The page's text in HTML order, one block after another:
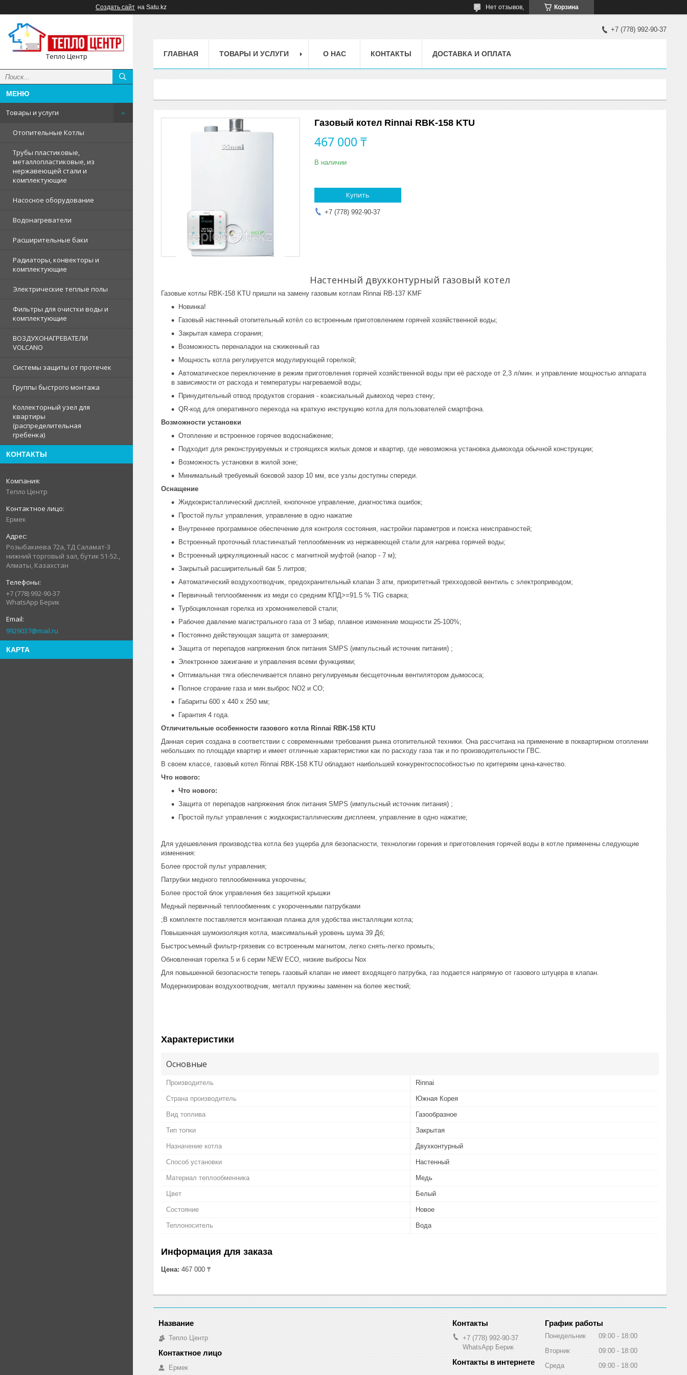
Создать сайт на Satu.kz Корзина
Нет отзывов,
Тепло Центр
Товары и услуги
Отопительные Котлы
Трубы пластиковые,
металлопластиковые, из
нержавеющей стали и
комплектующие
Насосное оборудование
Водонагреватели
Расширительные баки
Радиаторы, конвекторы и
комплектующие
Электрические теплые полы
Фильтры для очистки воды и
комплектующие
ВОЗДУХОНАГРЕВАТЕЛИ
VOLCANO
Системы защиты от протечек
Группы быстрого монтажа
Коллекторный узел для
квартиры
(распределительная
гребенка)
КОНТАКТЫ
Тепло Центр
Ермек
Розыбакиева 72а, ТД Саламат-3
нижний торговый зал, бутик 51-52.,
Алматы, Казахстан
+7 (778) 992-90-37
WhatsApp Берик
9929037@mail.ru
КАРТА
+7 (778) 992-90-37
ГЛАВНАЯ ТОВАРЫ И УСЛУГИ О НАС КОНТАКТЫ ДОСТАВКА И ОПЛАТА
Газовый котел Rinnai RBK-158 KTU
467 000 ₸
В наличии
Купить
+7 (778) 992-90-37
Настенный двухконтурный газовый котел
Газовые котлы RBK-158 KTU пришли на замену газовым котлам Rinnai RB-137 KMF
Новинка!
Газовый настенный отопительный котёл со встроенным приготовлением горячей хозяйственной воды;
Закрытая камера сгорания;
Возможность переналадки на сжиженный газ
Мощность котла регулируется модулирующей горелкой;
Автоматическое переключение в режим приготовления горячей хозяйственной воды при её расходе от 2,3 л/мин. и управление мощностью аппарата
в зависимости от расхода и температуры нагреваемой воды;
Принудительный отвод продуктов сгорания - коаксиальный дымоход через стену;
QR-код для оперативного перехода на краткую инструкцию котла для пользователей смартфона.
Возможности установки
Отопление и встроенное горячее водоснабжение;
Подходит для реконструируемых и строящихся жилых домов и квартир, где невозможна установка дымохода обычной конструкции;
Возможность установки в жилой зоне;
Минимальный требуемый боковой зазор 10 мм, все узлы доступны спереди.
Оснащение
Жидкокристаллический дисплей, кнопочное управление, диагностика ошибок;
Простой пульт управления, управление в одно нажатие
Внутреннее программное обеспечение для контроля состояния, настройки параметров и поиска неисправностей;
Встроенный проточный пластинчатый теплообменник из нержавеющей стали для нагрева горячей воды;
Встроенный циркуляционный насос с магнитной муфтой (напор - 7 м);
Закрытый расширительный бак 5 литров;
Автоматический воздухоотводчик, предохранительный клапан 3 атм, приоритетный трехходовой вентиль с электроприводом;
Первичный теплообменник из меди со средним КПД>=91.5 % TIG сварка;
Турбоциклонная горелка из хромоникелевой стали;
Рабочее давление магистрального газа от 3 мбар, плавное изменение мощности 25-100%;
Постоянно действующая защита от замерзания;
Защита от перепадов напряжения блок питания SMPS (импульсный источник питания) ;
Электронное зажигание и управления всеми функциями;
Оптимальная тяга обеспечивается плавно регулируемым бесщеточным вентилятором дымососа;
Полное сгорание газа и мин.выброс NO2 и CO;
Габариты 600 х 440 х 250 мм;
Гарантия 4 года.
Отличительные особенности газового котла Rinnai RBK-158 KTU
Данная серия создана в соответствии с современными требования рынка отопительной техники. Она рассчитана на применение в поквартирном отоплении
небольших по площади квартир и имеет отличные характеристики как по расходу газа так и по производительности ГВС.
В своем классе, газовый котел Rinnai RBK-158 KTU обладают наибольшей конкурентоспособностью по критериям цена-качество.
Что нового:
Что нового:
Защита от перепадов напряжения блок питания SMPS (импульсный источник питания) ;
Простой пульт управления с жидкокристаллическим дисплеем, управление в одно нажатие;
Для удешевления производства котла без ущерба для безопасности, технологии горения и приготовления горячей воды в котле применены следующие
изменения:
Более простой пульт управления;
Патрубки медного теплообменника укорочены;
Более простой блок управления без защитной крышки
Медный первичный теплообменник с укороченными патрубками
;В комплекте поставляется монтажная планка для удобства инсталляции котла;
Повышенная шумоизоляция котла, максимальный уровень шума 39 Дб;
Быстросъемный фильтр-грязевик со встроенным магнитом, легко снять-легко промыть;
Обновленная горелка 5 и 6 серии NEW ECO, низкие выбросы Nox
Для повышенной безопасности теперь газовый клапан не имеет входящего патрубка, газ подается напрямую от газового штуцера в клапан.
Модернизирован воздухоотводчик, металл пружины заменен на более жесткий;
Характеристики
Основные
Производитель Rinnai
Страна производитель Южная Корея
Вид топлива Газообразное
Тип топки Закрытая
Назначение котла Двухконтурный
Способ установки Настенный
Материал теплообменника Медь
Цвет Белый
Состояние Новое
Теплоноситель Вода
Информация для заказа
Цена: 467 000 ₸
Тепло Центр
Ермек
+7 (778) 992-90-37
WhatsApp Берик
График работы
Понедельник 09:00
18:00
Вторник
09:00
18:00
Среда
09:00 18:00